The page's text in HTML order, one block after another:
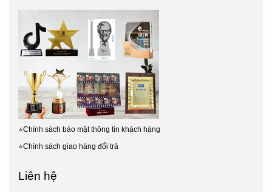
⭐Chính sách bảo mật thông tin khách hàng
⭐Chính sách giao hàng đổi trả
Liên hệ